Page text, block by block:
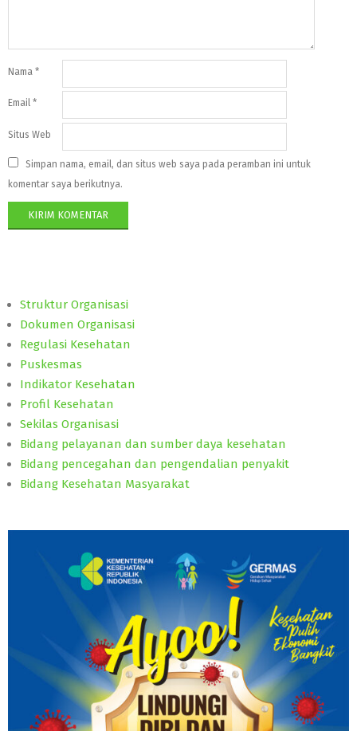
Nama *
Email *
Situs Web
Simpan nama, email, dan situs web saya pada peramban ini untuk
komentar saya berikutnya.
Struktur Organisasi
Dokumen Organisasi
Regulasi Kesehatan
Puskesmas
Indikator Kesehatan
Profil Kesehatan
Sekilas Organisasi
Bidang pelayanan dan sumber daya kesehatan
Bidang pencegahan dan pengendalian penyakit
Bidang Kesehatan Masyarakat